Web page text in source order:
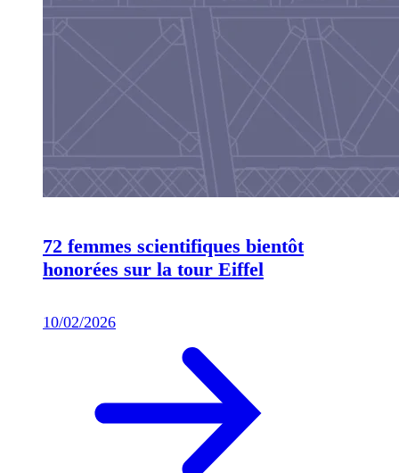
72 femmes scientifiques bientôt
honorées sur la tour Eiffel
10/02/2026